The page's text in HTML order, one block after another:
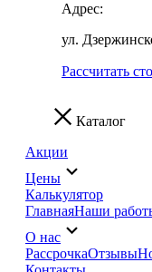
Адрес:
ул.
Рассчитать
Каталог
Акции
Цены
Калькулятор
ГлавнаяНаши
О нас
РассрочкаОтзывы